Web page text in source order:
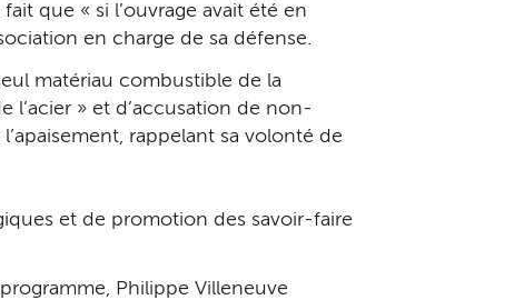
que « si l’ouvrage avait été en
en charge de sa défense.
matériau combustible de la
l’acier » et d’accusation de non-
rappelant sa volonté de
et de promotion des savoir-faire
Philippe Villeneuve